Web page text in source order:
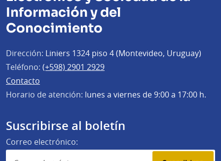
Información y del
Conocimiento
Dirección: Liniers 1324 piso 4 (Montevideo, Uruguay)
Teléfono: (+598) 2901 2929
Contacto
Horario de atención: lunes a viernes de 9:00 a 17:00 h.
Suscribirse al boletín
Correo electrónico: